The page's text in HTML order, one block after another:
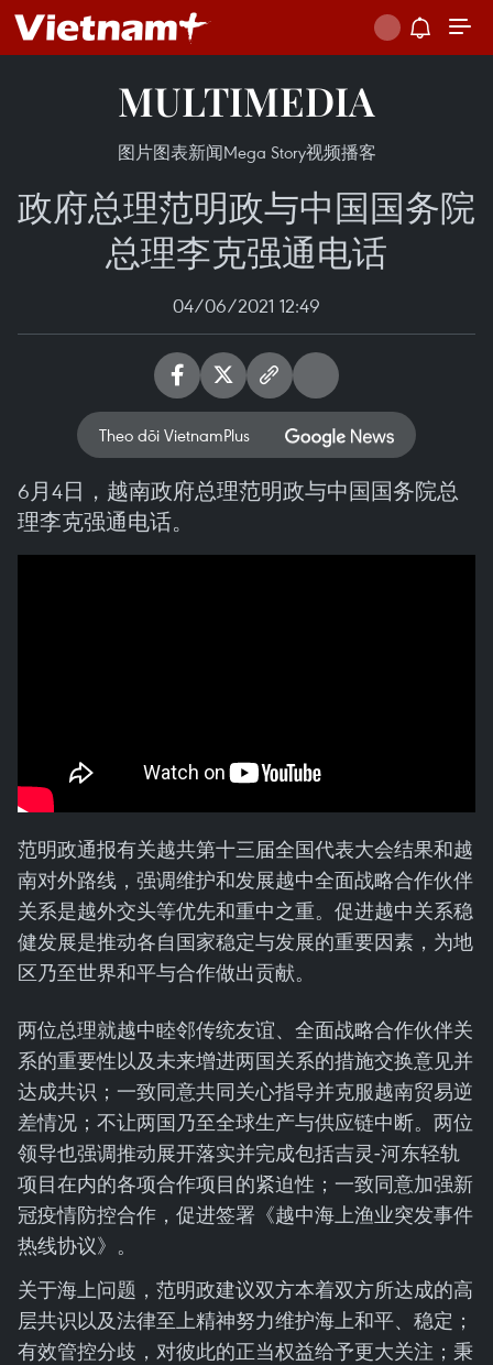
MULTIMEDIA
图片图表新闻Mega Story视频播客
政府总理范明政与中国国务院
总理李克强通电话
04/06/2021 12:49
Theo dõi VietnamPlus
6月4日，越南政府总理范明政与中国国务院总
理李克强通电话。
范明政通报有关越共第十三届全国代表大会结果和越
南对外路线，强调维护和发展越中全面战略合作伙伴
关系是越外交头等优先和重中之重。促进越中关系稳
健发展是推动各自国家稳定与发展的重要因素，为地
区乃至世界和平与合作做出贡献。
两位总理就越中睦邻传统友谊、全面战略合作伙伴关
系的重要性以及未来增进两国关系的措施交换意见并
达成共识；一致同意共同关心指导并克服越南贸易逆
差情况；不让两国乃至全球生产与供应链中断。两位
领导也强调推动展开落实并完成包括吉灵-河东轻轨
项目在内的各项合作项目的紧迫性；一致同意加强新
冠疫情防控合作，促进签署《越中海上渔业突发事件
热线协议》。
关于海上问题，范明政建议双方本着双方所达成的高
层共识以及法律至上精神努力维护海上和平、稳定；
有效管控分歧，对彼此的正当权益给予更大关注；秉